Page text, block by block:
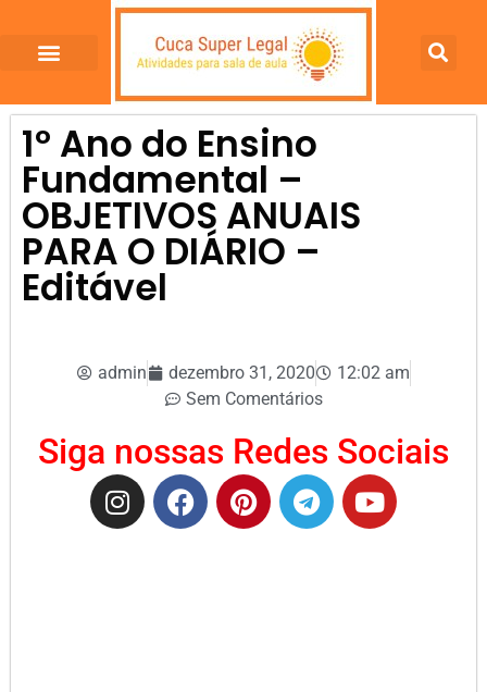
1º Ano do Ensino
Fundamental –
OBJETIVOS ANUAIS
PARA O DIÁRIO –
Editável
admin dezembro 31, 2020
12:02 am
Sem Comentários
Siga nossas Redes Sociais